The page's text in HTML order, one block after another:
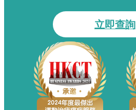
立即查詢